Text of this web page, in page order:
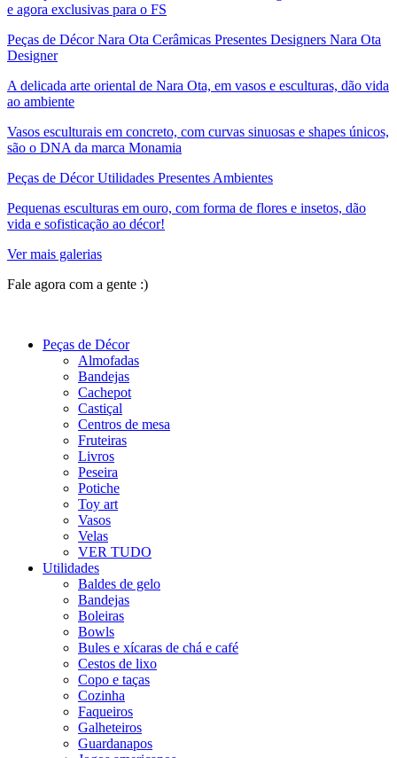
e agora exclusivas para o FS
Peças de Décor Nara Ota Cerâmicas Presentes Designers Nara Ota
Designer
A delicada arte oriental de Nara Ota, em vasos e esculturas, dão vida
ao ambiente
Vasos esculturais em concreto, com curvas sinuosas e shapes únicos,
são o DNA da marca Monamia
Peças de Décor Utilidades Presentes Ambientes
Pequenas esculturas em ouro, com forma de flores e insetos, dão
vida e sofisticação ao décor!
Ver mais galerias
Fale agora com a gente :)
Peças de Décor
Almofadas
Bandejas
Cachepot
Castiçal
Centros de mesa
Fruteiras
Livros
Peseira
Potiche
Toy art
Vasos
Velas
VER TUDO
Utilidades
Baldes de gelo
Bandejas
Boleiras
Bowls
Bules e xícaras de chá e café
Cestos de lixo
Copo e taças
Cozinha
Faqueiros
Galheteiros
Guardanapos